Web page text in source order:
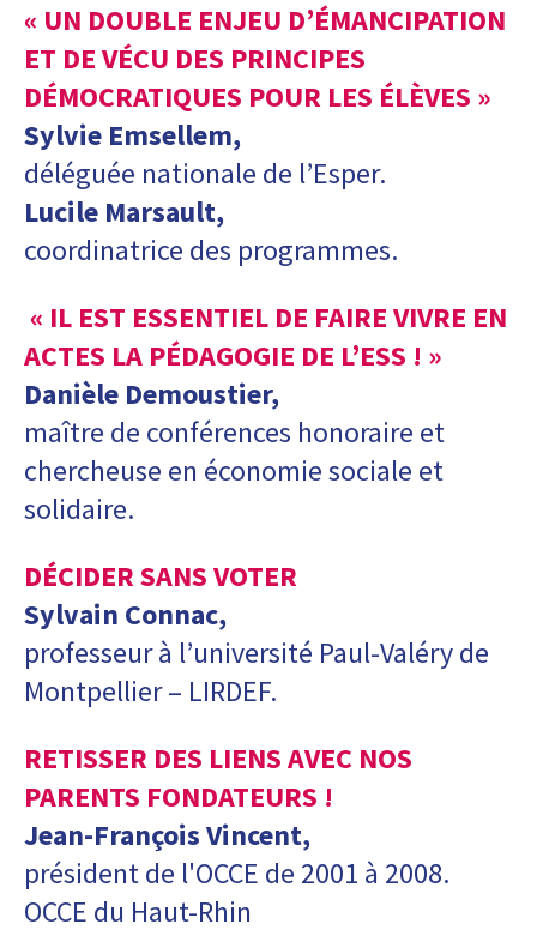
« UN DOUBLE ENJEU D’ÉMANCIPATION
ET DE VÉCU DES PRINCIPES
DÉMOCRATIQUES POUR LES ÉLÈVES »
Sylvie Emsellem,
déléguée nationale de l’Esper.
Lucile Marsault,
coordinatrice des programmes.
« IL EST ESSENTIEL DE FAIRE VIVRE EN
ACTES LA PÉDAGOGIE DE L’ESS ! »
Danièle Demoustier,
maître de conférences honoraire et
chercheuse en économie sociale et
solidaire.
DÉCIDER SANS VOTER
Sylvain Connac,
professeur à l’université Paul-Valéry de
Montpellier – LIRDEF.
RETISSER DES LIENS AVEC NOS
PARENTS FONDATEURS !
Jean-François Vincent,
président de l'OCCE de 2001 à 2008.
OCCE du Haut-Rhin